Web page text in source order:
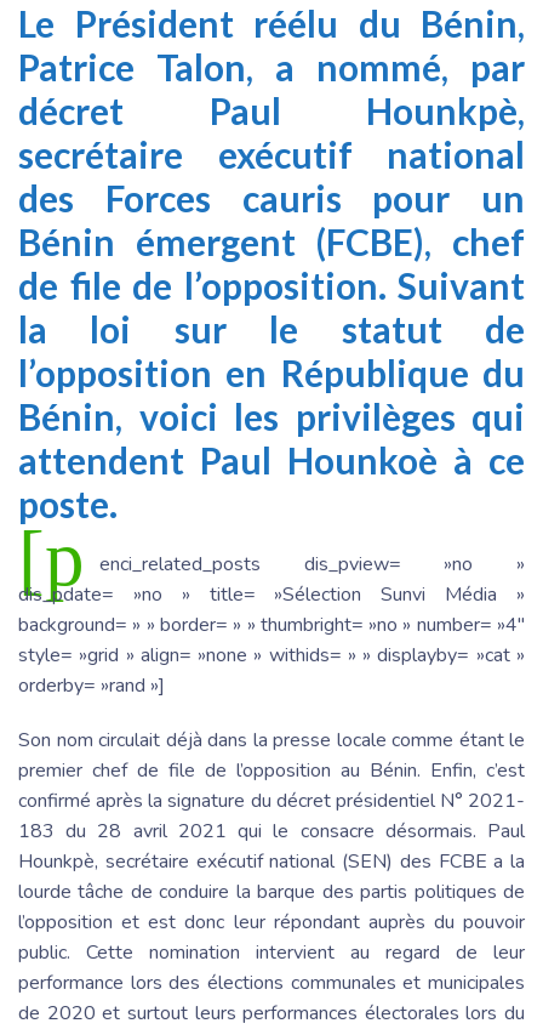
Le Président réélu du Bénin,
Patrice Talon, a nommé, par
décret Paul Hounkpè,
secrétaire exécutif national
des Forces cauris pour un
Bénin émergent (FCBE), chef
de file de l’opposition. Suivant
la loi sur le statut de
l’opposition en République du
Bénin, voici les privilèges qui
attendent Paul Hounkoè à ce
poste.
[p
enci_related_posts dis_pview= »no »
dis_pdate= »no » title= »Sélection Sunvi Média »
background= » » border= » » thumbright= »no » number= »4″
style= »grid » align= »none » withids= » » displayby= »cat »
orderby= »rand »]
Son nom circulait déjà dans la presse locale comme étant le
premier chef de file de l’opposition au Bénin. Enfin, c’est
confirmé après la signature du décret présidentiel N° 2021-
183 du 28 avril 2021 qui le consacre désormais. Paul
Hounkpè, secrétaire exécutif national (SEN) des FCBE a la
lourde tâche de conduire la barque des partis politiques de
l’opposition et est donc leur répondant auprès du pouvoir
public. Cette nomination intervient au regard de leur
performance lors des élections communales et municipales
de 2020 et surtout leurs performances électorales lors du